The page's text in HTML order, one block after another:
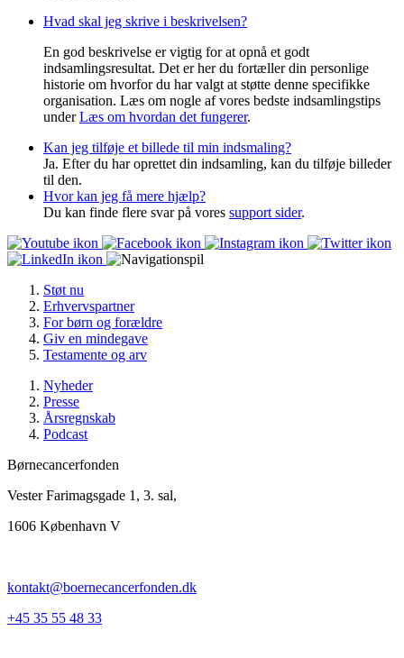
Hvad skal jeg skrive i beskrivelsen?
En god beskrivelse er vigtig for at opnå et godt
indsamlingsresultat. Det er her du fortæller din personlige
historie om hvorfor du har valgt at støtte denne specifikke
organisation. Læs om nogle af vores bedste indsamlingstips
underLæs om hvordan det fungerer.
Kan jeg tilføje et billede til min indsmaling?
Ja. Efter du har oprettet din indsamling, kan du tilføje billeder
til den.
Hvor kan jeg få mere hjælp?
Du kan finde flere svar på vores support sider.
Støt nu
Erhvervspartner
For børn og forældre
Giv en mindegave
Testamente og arv
Nyheder
Presse
Årsregnskab
Podcast
Børnecancerfonden
Vester Farimagsgade 1, 3. sal,
1606 København V
kontakt@boernecancerfonden.dk
+45 35 55 48 33